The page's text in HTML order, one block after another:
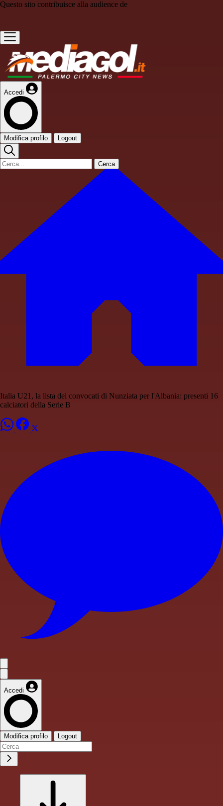
Questo sito contribuisce alla audience de
Accedi
Modifica profilo Logout
Cerca
Italia U21, la lista dei convocati di Nunziata per l'Albania: presenti 16
calciatori della Serie B
Accedi
Modifica profilo Logout